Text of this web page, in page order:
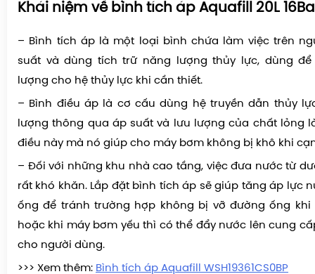
Khái niệm về bình tích áp Aquafill 20L
– Bình tích áp là một loại bình chứa làm việc trên
suất và dùng tích trữ năng lượng thủy lực, dùng
lượng cho hệ thủy lực khi cần thiết.
– Bình điều áp là cơ cấu dùng hệ truyền dẫn thủy
lượng thông qua áp suất và lưu lượng của chất lỏng
điều này mà nó giúp cho máy bơm không bị khô khi
– Đối với những khu nhà cao tầng, việc đưa nước từ
rất khó khăn. Lắp đặt bình tích áp sẽ giúp tăng áp lực
ống để tránh trường hợp không bị vỡ đường ống
hoặc khi máy bơm yếu thì có thể đẩy nước lên cung
cho người dùng.
>>> Xem thêm: Bình tích áp Aquafill WSH19361CS0BP